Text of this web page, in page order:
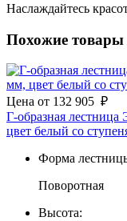
Наслаждайтесь
Похожие товары
Цена от 132 905 ₽
Г-образная
цвет белый со
Форма
Поворотная
Высота: